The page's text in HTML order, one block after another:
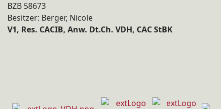
BZB 58673
Besitzer: Berger, Nicole
V1, Res. CACIB, Anw. Dt.Ch. VDH, CAC StBK